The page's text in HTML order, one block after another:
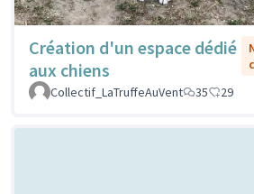
Création d'un espace dédié
aux chiens
Collectif_LaTruffeAuVent
35 29